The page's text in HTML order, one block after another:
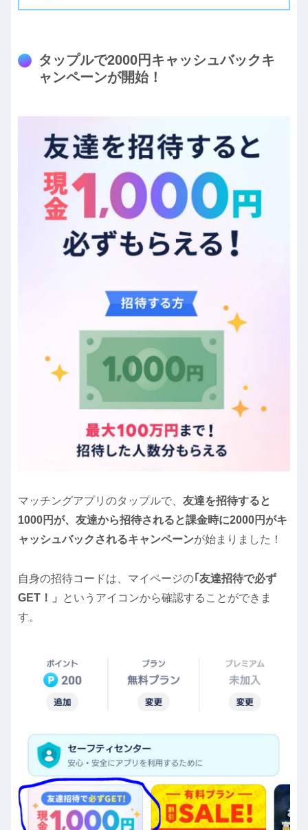
タップルで2000円キャッシュバックキ
ャンペーンが開始！
マッチングアプリのタップルで、 友達を招待すると
1000円が、友達から招待されると課金時に2000円がキ
ャッシュバックされるキャンペーンが始まりました！
自身の招待コードは、マイページの｢友達招待で必ず
GET！」
というアイコンから確認することができま
す。